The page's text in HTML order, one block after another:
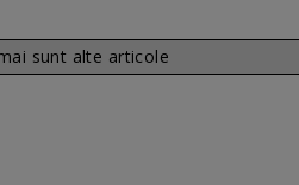
sunt alte articole